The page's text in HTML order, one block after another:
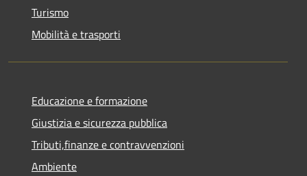
Turismo
Mobilità e trasporti
Educazione e formazione
Giustizia e sicurezza pubblica
Tributi,finanze e contravvenzioni
Ambiente